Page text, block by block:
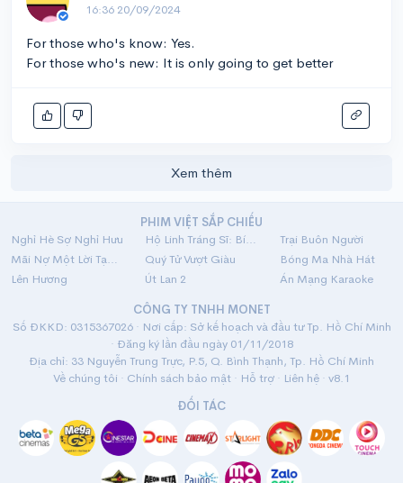
16:36 20/09/2024
For those who's know: Yes.
For those who's new: It is only going to get better
Xem thêm
PHIM VIỆT SẮP CHIẾU
Nghỉ Hè Sợ Nghỉ Hưu
Hộ Linh Tráng Sĩ: Bí Ẩn Mộ Vua Đinh
Trại Buôn Người
Mãi Nợ Một Lời Tạm Biệt
Quý Tử Vượt Giàu
Bóng Ma Nhà Hát
Lên Hương
Út Lan 2
Án Mạng Karaoke
CÔNG TY TNHH MONET
Số ĐKKD: 0315367026 · Nơi cấp: Sở kế hoạch và đầu tư Tp. Hồ Chí Minh
· Đăng ký lần đầu ngày 01/11/2018
Địa chỉ: 33 Nguyễn Trung Trực, P.5, Q. Bình Thạnh, Tp. Hồ Chí Minh
Về chúng tôi · Chính sách bảo mật · Hỗ trợ · Liên hệ · v8.1
ĐỐI TÁC